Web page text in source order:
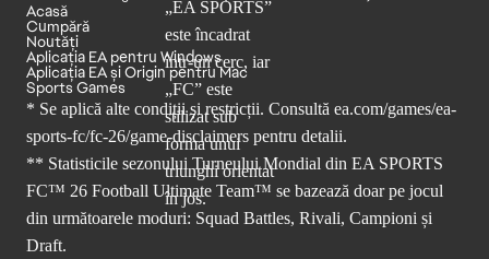
Acasă
Cumpără
Noutăți
Aplicația EA pentru Windows
Aplicația EA și Origin pentru Mac
Sports Games
* Se aplică alte condiții și restricții. Consultă ea.com/games/ea-
sports-fc/fc-26/game-disclaimers pentru detalii.
** Statisticile sezonului Turneului Mondial din EA SPORTS
FC™ 26 Football Ultimate Team™ se bazează doar pe jocul
din următoarele moduri: Squad Battles, Rivali, Campioni și
Draft.